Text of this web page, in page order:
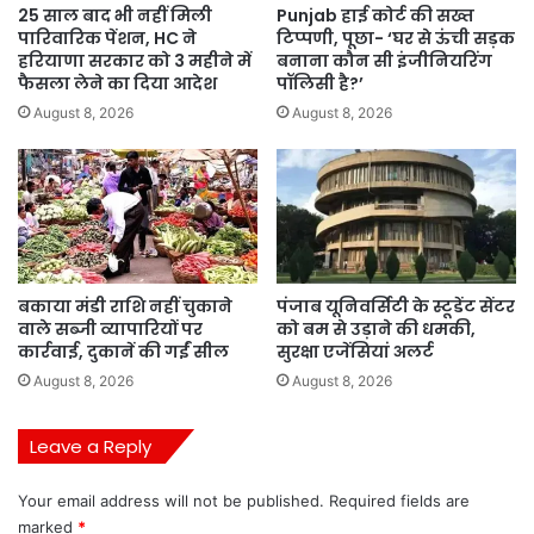
25 साल बाद भी नहीं मिली
पारिवारिक पेंशन, HC ने
हरियाणा सरकार को 3 महीने में
फैसला लेने का दिया आदेश
August 8, 2026
Punjab हाई कोर्ट की सख्त
टिप्पणी, पूछा- ‘घर से ऊंची सड़क
बनाना कौन सी इंजीनियरिंग
पॉलिसी है?’
August 8, 2026
बकाया मंडी राशि नहीं चुकाने
वाले सब्जी व्यापारियों पर
कार्रवाई, दुकानें की गईं सील
August 8, 2026
पंजाब यूनिवर्सिटी के स्टूडेंट सेंटर
को बम से उड़ाने की धमकी,
सुरक्षा एजेंसियां अलर्ट
August 8, 2026
Leave a Reply
Your email address will not be published. Required fields are
marked *